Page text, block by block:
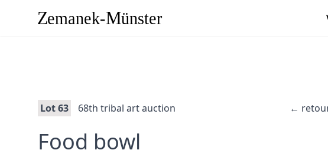
←
Lot 63 68th tribal art auction
Food bowl